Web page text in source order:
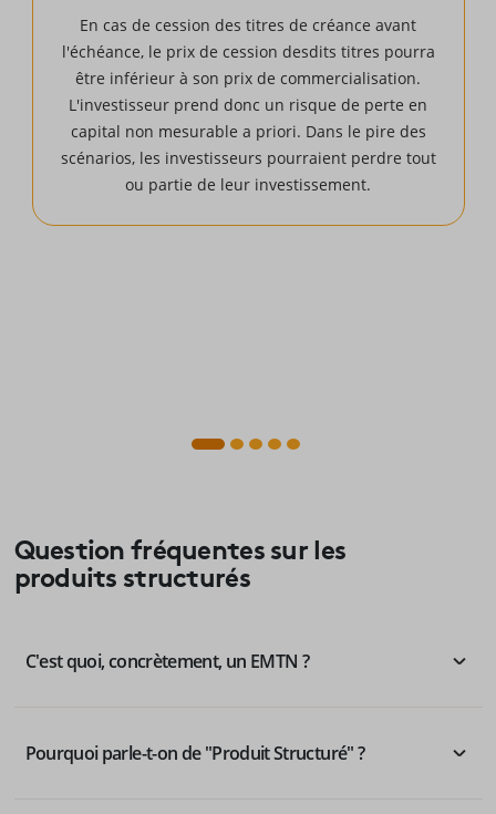
En cas de cession des titres de créance avant
l'échéance, le prix de cession desdits titres pourra
être inférieur à son prix de commercialisation.
L'investisseur prend donc un risque de perte en
capital non mesurable a priori. Dans le pire des
scénarios, les investisseurs pourraient perdre tout
ou partie de leur investissement.
Question fréquentes sur les
produits structurés
C'est quoi, concrètement, un EMTN ?
Pourquoi parle-t-on de "Produit Structuré" ?